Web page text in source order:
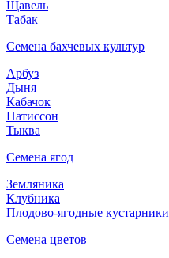
Щавель
Табак
Семена бахчевых культур
Арбуз
Дыня
Кабачок
Патиссон
Тыква
Семена ягод
Земляника
Клубника
Плодово-ягодные кустарники
Семена цветов